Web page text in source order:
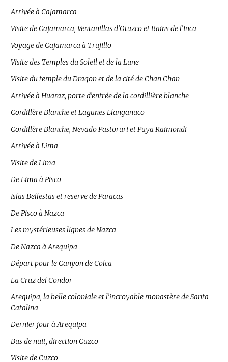
Arrivée à Cajamarca
Visite de Cajamarca, Ventanillas d’Otuzco et Bains de l’Inca
Voyage de Cajamarca à Trujillo
Visite des Temples du Soleil et de la Lune
Visite du temple du Dragon et de la cité de Chan Chan
Arrivée à Huaraz, porte d’entrée de la cordillière blanche
Cordillère Blanche et Lagunes Llanganuco
Cordillère Blanche, Nevado Pastoruri et Puya Raimondi
Arrivée à Lima
Visite de Lima
De Lima à Pisco
Islas Bellestas et reserve de Paracas
De Pisco à Nazca
Les mystérieuses lignes de Nazca
De Nazca à Arequipa
Départ pour le Canyon de Colca
La Cruz del Condor
Arequipa, la belle coloniale et l’incroyable monastère de Santa
Catalina
Dernier jour à Arequipa
Bus de nuit, direction Cuzco
Visite de Cuzco